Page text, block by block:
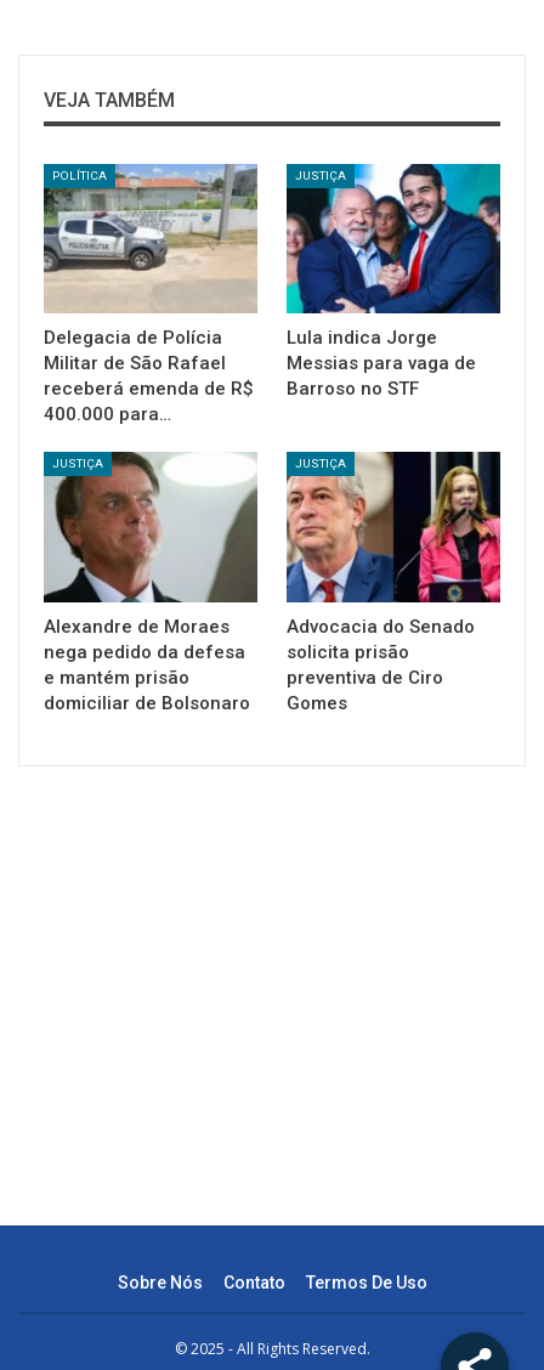
VEJA TAMBÉM
POLÍTICA
Delegacia de Polícia
Militar de São Rafael
receberá emenda de R$
400.000 para…
JUSTIÇA
Lula indica Jorge
Messias para vaga de
Barroso no STF
JUSTIÇA
Alexandre de Moraes
nega pedido da defesa
e mantém prisão
domiciliar de Bolsonaro
JUSTIÇA
Advocacia do Senado
solicita prisão
preventiva de Ciro
Gomes
Sobre Nós Contato Termos De Uso
© 2025 - All Rights Reserved.